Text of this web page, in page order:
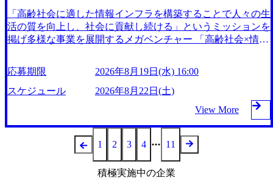
に2年以上携わった経験 ●歓迎するスキル・経験 以下いずれ
か2年以上のご経験 ・インフラ/ネットワークの経験 ・RFP
作成経験 ・開発系のPJにおけるPL、PM経験 ・コンサルテ
DX戦略やIT戦略の立案・推進 ・新規事業の企画立案/事業化
支援 ・業務改革・組織改革に関する構想策定と実行支援 ・
AIやデータ活用を含むデジタル変革の推進 ・プロジェクト
マネジメント/関係者調整 ・クライアントの価値創出に向け
プロジェクト支援 ・「自立的に考えられる人材化」研修構
ナンス体制の構築支援 ● 勤務地 東京都港区赤坂2-4-6 赤坂グ
リーンクロス21階 東京メトロ銀座線・南北線「溜池山王
駅」10番出口直結 東京メトロ丸ノ内線・千代田線「国会議
事堂前駅」10番出口直結 東京メトロ千代田線「赤坂駅」2番
出口 徒歩5分 受動喫煙対策 : 屋内全面禁煙 株式会社プロレ
ド・パートナーズ 東京本社 東京都港区赤坂2-4-6 赤坂グリー
ンクロス 21階 ● 必須スキル・経験 ①コンサルティングファ
をベースとした非常に安定性の高い独立経営を続けている。
2026年8月23日(日) 10:30～13:30 予定 2026年8月19日(水) 16:00
事前受検・当日受験が選択いただけます。 事前受検の場
合、SPIにて見送りとさせていただく可能性がございますの
PIの受験期限は選考会3営業日前までとなります。(直前参加
ー※オンライン可)) ⇒ (SPI＋)1DAY選考会 ⇒ 適性検査 ⇒ オ
ファー ※応募から内定まで最短5日 (9:20～10:20 : SPI) 10:30
によってスケジュール前後する可能性がございます。 服装 :
私服で問題ございません 持ち物 : 特に必要ございません ※
事前アンケートのご回答にご協力いただいております。 ス
「高齢社会に適した情報インフラを構築することで人々の生
活の質を向上し、社会に貢献し続ける」というミッションを
掲げ多様な事業を展開するメガベンチャー 「高齢社会×情
アライフ」の領域で、40以上のサービスを開発・運営 16期
連続で増収増益を達成し、海外では17ヵ国で事業を展開 今
後も既存事業の拡大・成長と新規事業の開発を進めていく予
定 優秀層にはどんどん事業立ち上げを任せていく社風。エ
ス・エム・エス出身の起業家も多く、SMSマフィア（Paypal
マフィアのもじり）という単語も存在 https://stalgie.co.jp/sms-
mafia-map/ (https://stalgie.co.jp/sms-mafia-map/) ＜主な事業内容
＞ - キャリア分野 - 介護職向け求人情報・人材紹介・人材派
遣・資格取得スクール - 看護師向け人材紹介、コメディカル
向け人材紹介等 - 介護事業者分野 - 介護事業者向け経営支援
応募期限
2026年8月19日(水) 16:00
スケジュール
2026年8月22日(土)
View More
1 2 3 4 11
積極実施中の企業